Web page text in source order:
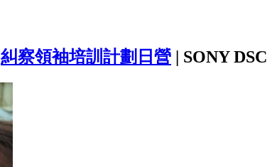
糾察領袖培訓計劃日營 | SONY DSC